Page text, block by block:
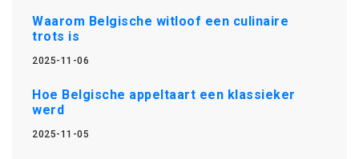
Waarom Belgische witloof een culinaire
trots is
2025-11-06
Hoe Belgische appeltaart een klassieker
werd
2025-11-05